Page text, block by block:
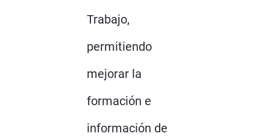
Trabajo,
permitiendo
mejorar la
formación e
información de